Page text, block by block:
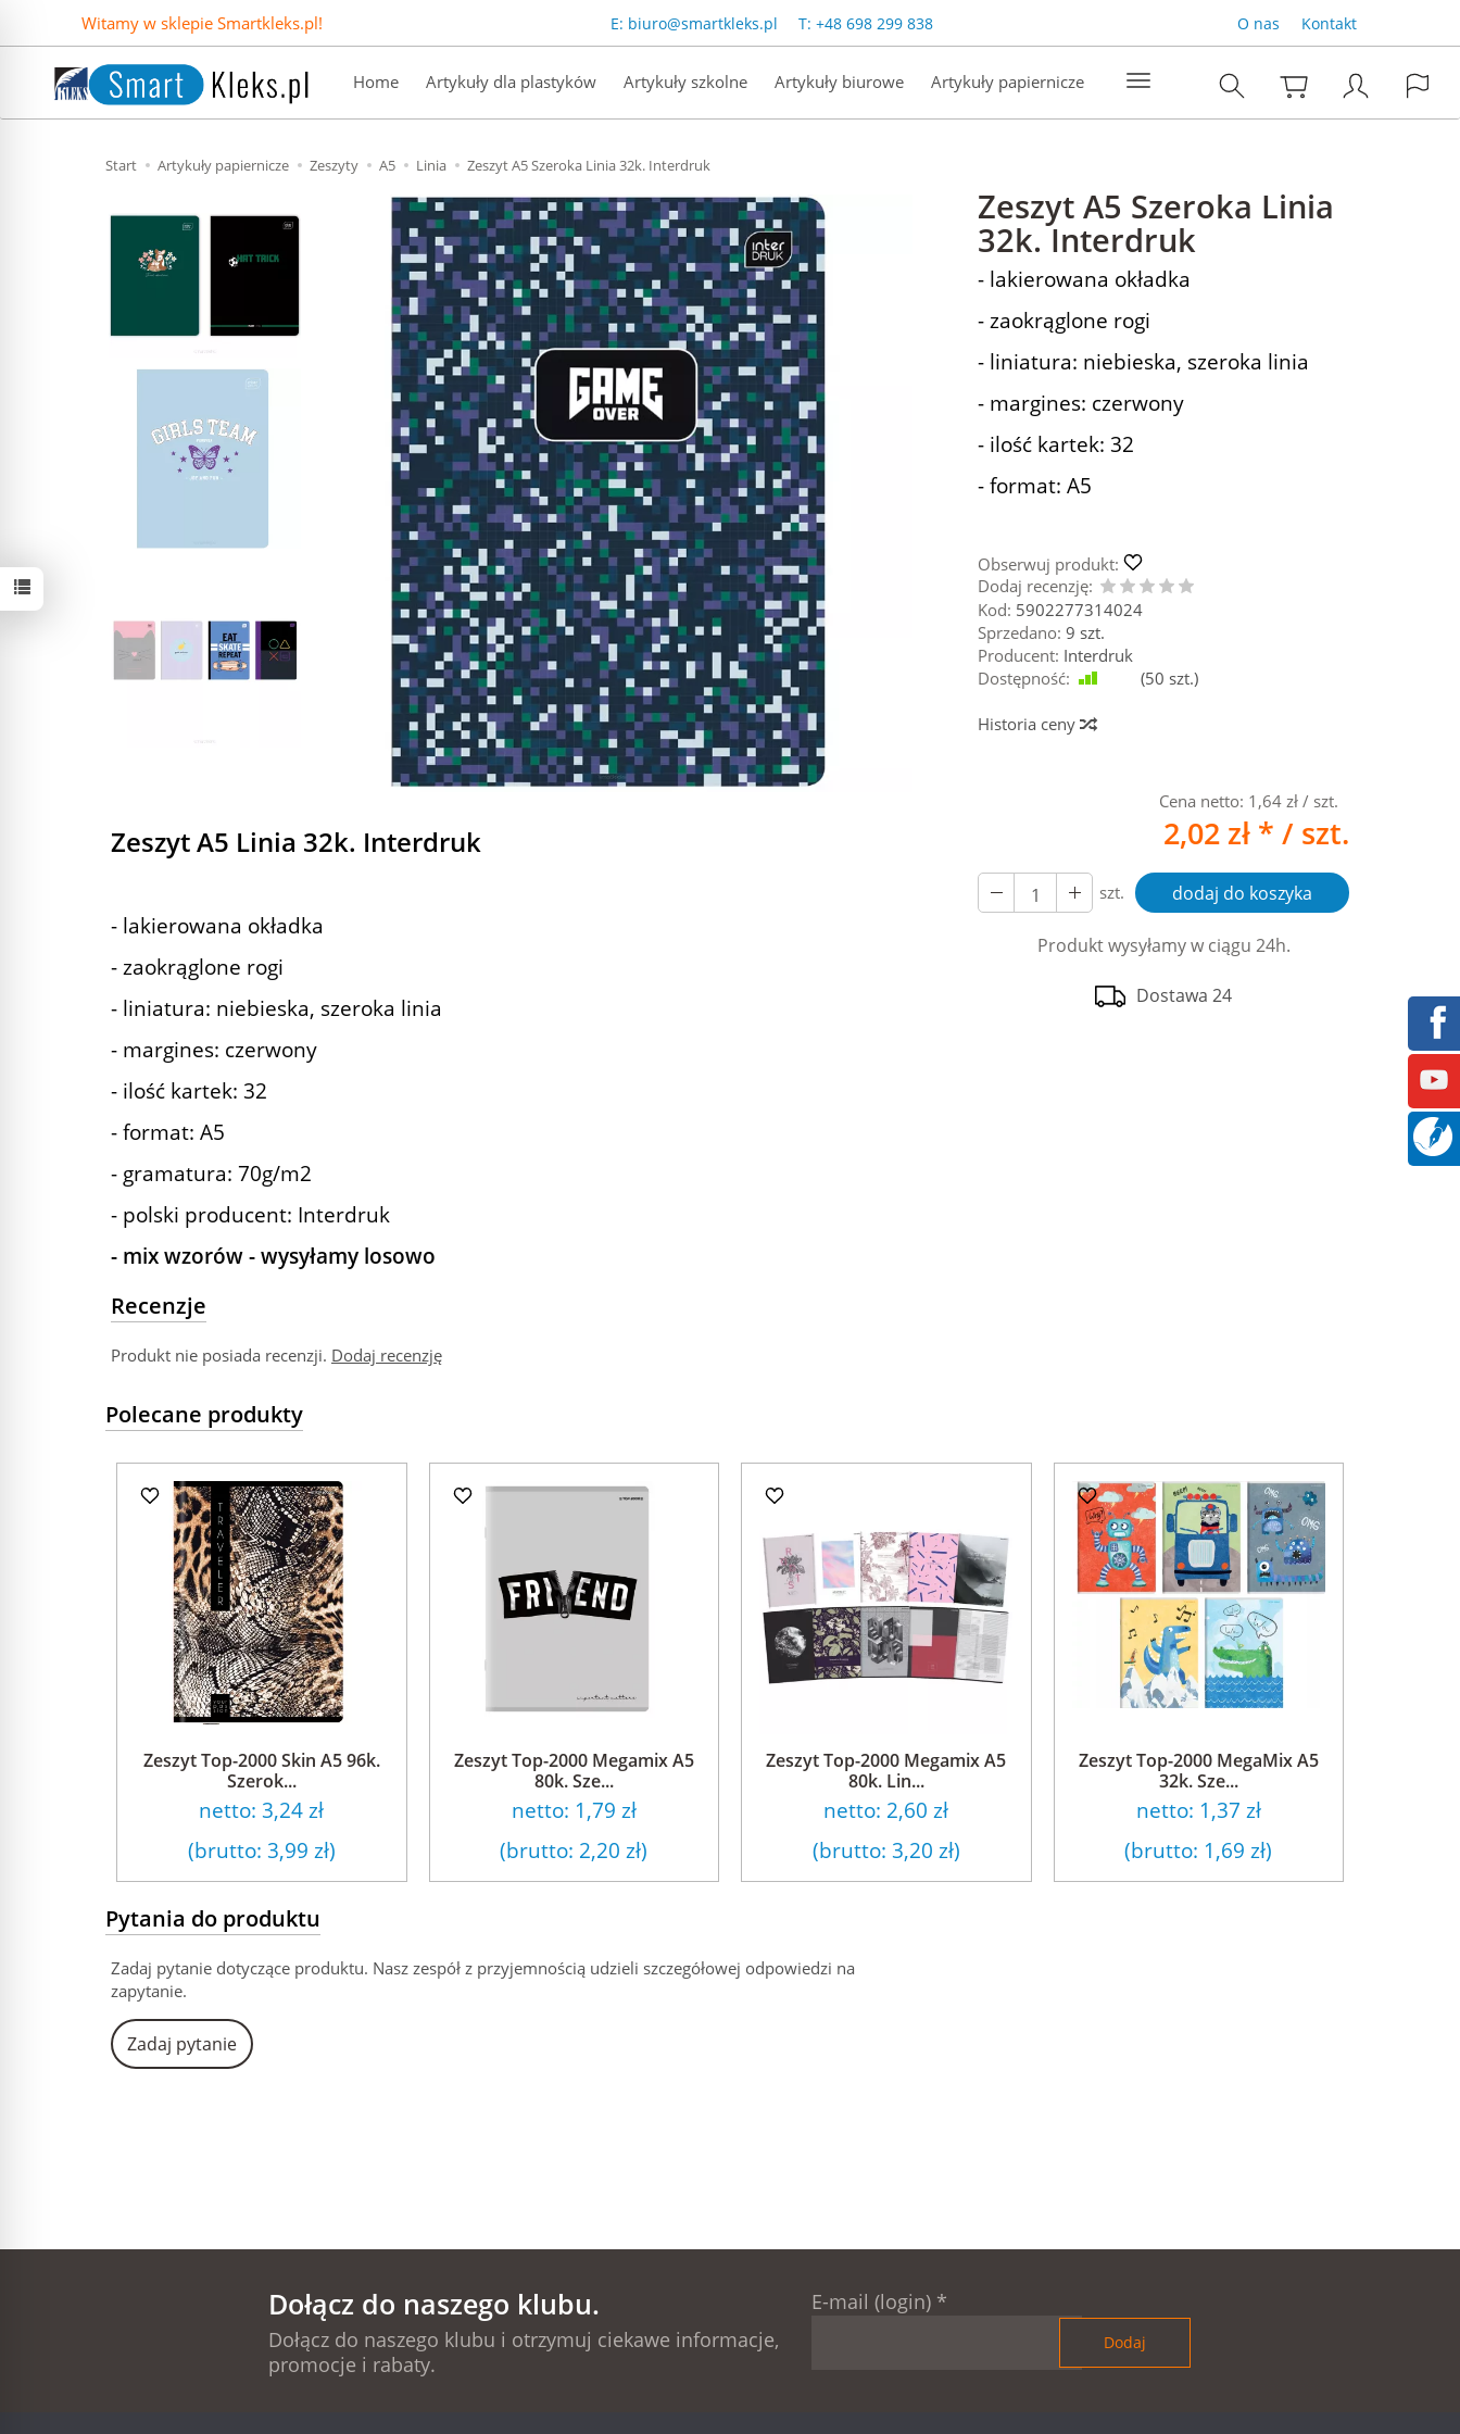
Witamy w sklepie Smartkleks.pl! E: biuro@smartkleks.pl T: +48 698 299 838 O nas Kontakt
Home Artykuły dla plastyków Artykuły szkolne Artykuły biurowe Artykuły papiernicze
Start Artykuły papiernicze Zeszyty A5 Linia Zeszyt A5 Szeroka Linia 32k. Interdruk
Zeszyt A5 Szeroka Linia
32k. Interdruk
- lakierowana okładka
- zaokrąglone rogi
- liniatura: niebieska, szeroka linia
- margines: czerwony
- ilość kartek: 32
- format: A5
Obserwuj produkt:
Dodaj recenzję:
Kod: 5902277314024
Sprzedano: 9 szt.
Producent: Interdruk
Dostępność:
(50 szt.)
Historia ceny
Cena netto: 1,64 zł / szt.
2,02 zł * / szt.
szt. dodaj do koszyka
Produkt wysyłamy w ciągu 24h.
Dostawa 24
Zeszyt A5 Linia 32k. Interdruk
- lakierowana okładka
- zaokrąglone rogi
- liniatura: niebieska, szeroka linia
- margines: czerwony
- ilość kartek: 32
- format: A5
- gramatura: 70g/m2
- polski producent: Interdruk
- mix wzorów - wysyłamy losowo
Recenzje
Produkt nie posiada recenzji. Dodaj recenzję
Polecane produkty
Zeszyt Top-2000 Skin A5 96k.
Szerok...
netto:3,24 zł
(brutto: 3,99 zł)
Zeszyt Top-2000 Megamix A5
80k. Sze...
netto: 1,79 zł
(brutto: 2,20 zł)
Zeszyt Top-2000 Megamix A5
80k. Lin...
netto: 2,60 zł
(brutto: 3,20 zł)
Zeszyt Top-2000 MegaMix A5
32k. Sze...
netto: 1,37 zł
(brutto: 1,69 zł)
Pytania do produktu
Zadaj pytanie dotyczące produktu. Nasz zespół z przyjemnością udzieli szczegółowej odpowiedzi na
zapytanie.
Zadaj pytanie
Dołącz do naszego klubu.
Dołącz do naszego klubu i otrzymuj ciekawe informacje,
promocje i rabaty.
E-mail (login) *